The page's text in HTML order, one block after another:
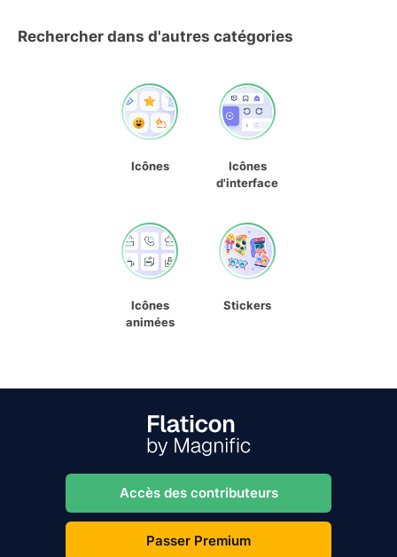
Rechercher dans d'autres catégories
Icônes
Icônes
d'interface
Icônes
animées
Stickers
Accès des contributeurs
Passer Premium